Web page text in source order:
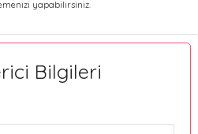
yapabilirsiniz.
Bilgileri